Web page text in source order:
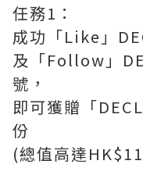
任務1：
成功「Like」
及「Follow」
號，
即可獲贈「
份
(總值高達